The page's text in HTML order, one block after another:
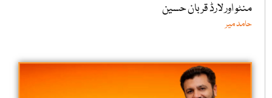
منٹو اور لارڈ قربان حسین
حامد میر